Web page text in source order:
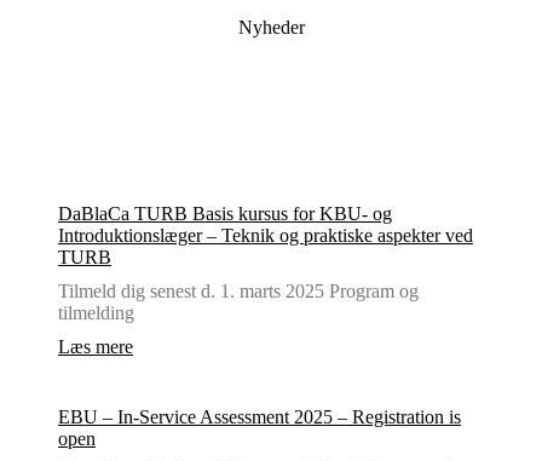
Nyheder
DaBlaCa TURB Basis kursus for KBU- og
Introduktionslæger – Teknik og praktiske aspekter ved
TURB
Tilmeld dig senest d. 1. marts 2025 Program og
tilmelding
Læs mere
EBU – In-Service Assessment 2025 – Registration is
open